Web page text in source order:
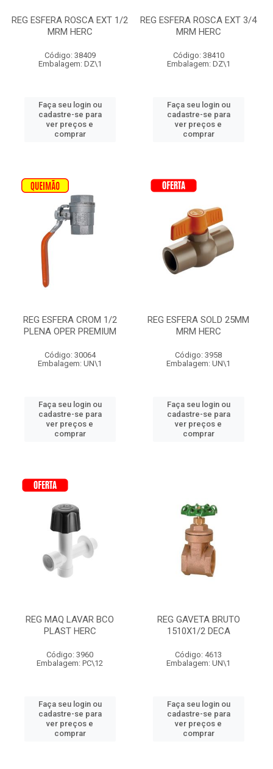
REG ESFERA ROSCA EXT 1/2
MRM HERC
Código: 38409
Embalagem: DZ\1
Faça seu login ou
cadastre-se para
ver preços e
comprar
REG ESFERA ROSCA EXT 3/4
MRM HERC
Código: 38410
Embalagem: DZ\1
Faça seu login ou
cadastre-se para
ver preços e
comprar
REG ESFERA CROM 1/2
PLENA OPER PREMIUM
Código: 30064
Embalagem: UN\1
Faça seu login ou
cadastre-se para
ver preços e
comprar
REG ESFERA SOLD 25MM
MRM HERC
Código: 3958
Embalagem: UN\1
Faça seu login ou
cadastre-se para
ver preços e
comprar
REG MAQ LAVAR BCO
PLAST HERC
Código: 3960
Embalagem: PC\12
Faça seu login ou
cadastre-se para
ver preços e
comprar
REG GAVETA BRUTO
1510X1/2 DECA
Código: 4613
Embalagem: UN\1
Faça seu login ou
cadastre-se para
ver preços e
comprar